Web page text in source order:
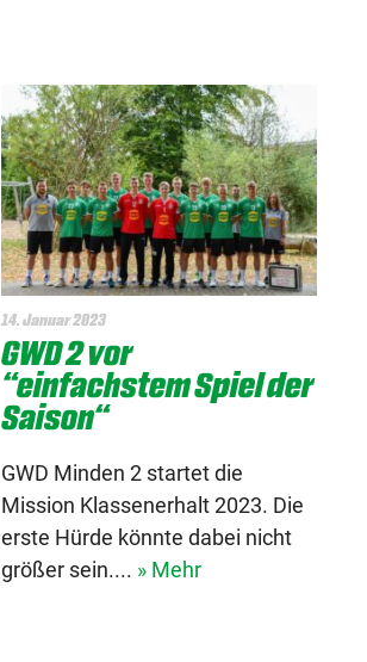
14. Januar 2023
GWD 2 vor
“einfachstem Spiel der
Saison“
GWD Minden 2 startet die
Mission Klassenerhalt 2023. Die
erste Hürde könnte dabei nicht
größer sein.... » Mehr